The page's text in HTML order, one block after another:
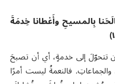
بِالمسيحِ وأَعْطانا خِدمَةَ
تتحوّلَ إلى خدمةٍ، أي أن تصبحَ
والجماعاتِ. فالنعمةُ ليست أمرًا